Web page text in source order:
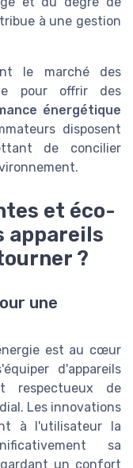
à une gestion
le marché des
pour offrir des
énergétique
disposent
de concilier
et éco-
appareils
?
une
est au cœur
d'appareils
respectueux de
Les innovations
à l'utilisateur la
sa
un confort